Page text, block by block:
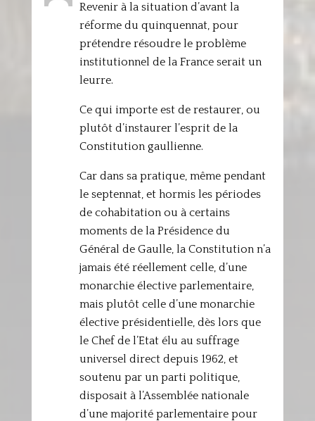
Revenir à la situation d’avant la
réforme du quinquennat, pour
prétendre résoudre le problème
institutionnel de la France serait un
leurre.
Ce qui importe est de restaurer, ou
plutôt d’instaurer l’esprit de la
Constitution gaullienne.
Car dans sa pratique, même pendant
le septennat, et hormis les périodes
de cohabitation ou à certains
moments de la Présidence du
Général de Gaulle, la Constitution n’a
jamais été réellement celle, d’une
monarchie élective parlementaire,
mais plutôt celle d’une monarchie
élective présidentielle, dès lors que
le Chef de l’Etat élu au suffrage
universel direct depuis 1962, et
soutenu par un parti politique,
disposait à l’Assemblée nationale
d’une majorité parlementaire pour